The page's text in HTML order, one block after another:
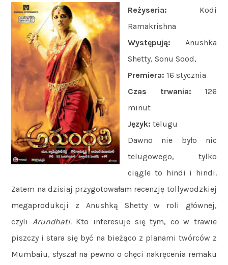
Reżyseria: Kodi
Ramakrishna
Występują: Anushka
Shetty, Sonu Sood,
Premiera: 16 stycznia
Czas trwania: 126
minut
Język:telugu
Dawno nie było nic
telugowego, tylko
ciągle to hindi i hindi.
Zatem na dzisiaj przygotowałam recenzję tollywodzkiej
megaprodukcji z Anushką Shetty w roli głównej,
czyli Arundhati. Kto interesuje się tym, co w trawie
piszczy i stara się być na bieżąco z planami twórców z
Mumbaiu, słyszał na pewno o chęci nakręcenia remaku